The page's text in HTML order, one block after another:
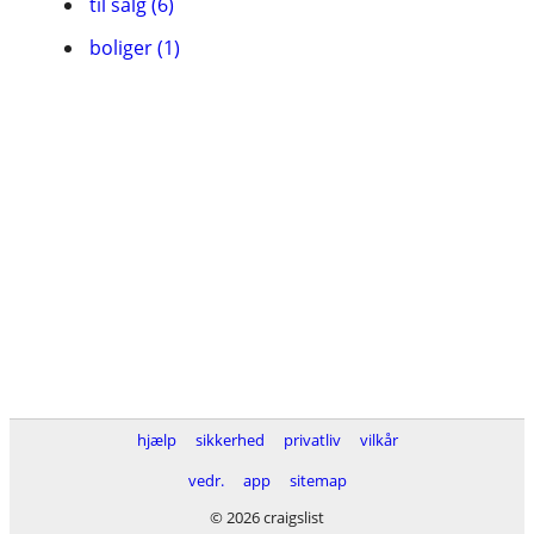
boliger (1)
hjælp sikkerhed privatliv
vilkår
vedr.
app
sitemap
© 2026 craigslist